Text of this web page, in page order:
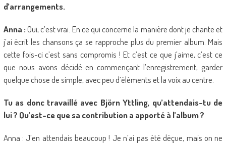
d’arrangements.
Anna :Oui, c’est vrai. En ce qui concerne la manière dont je chante et
j’ai écrit les chansons ça se rapproche plus du premier album. Mais
cette fois-ci c’est sans compromis ! Et c’est ce que j’aime, c’est ce
que nous avons décidé en commençant l’enregistrement, garder
quelque chose de simple, avec peu d’éléments et la voix au centre.
Tu as donc travaillé avec Björn Yttling, qu’attendais-tu de
lui ? Qu’est-ce que sa contribution a apporté à l’album ?
Anna : J’en attendais beaucoup ! Je n’ai pas été déçue, mais on ne